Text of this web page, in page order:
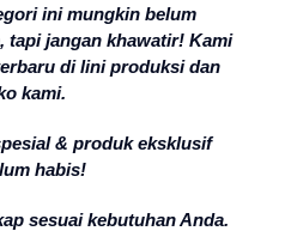
ini mungkin belum
tapi jangan khawatir! Kami
di lini produksi dan
kami.
& produk eksklusif
habis!
sesuai kebutuhan Anda.